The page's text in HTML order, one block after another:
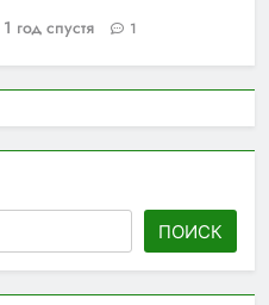
1 год спустя 1
ПОИСК